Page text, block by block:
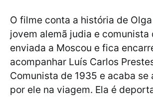
O filme conta a história de
jovem alemã judia e comunista
enviada a Moscou e fica
acompanhar Luís Carlos
Comunista de 1935 e acaba se
por ele na viagem. Ela é